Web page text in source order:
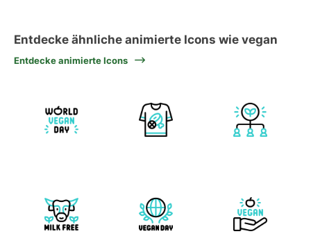
Entdecke ähnliche animierte Icons wie vegan
Entdecke animierte Icons